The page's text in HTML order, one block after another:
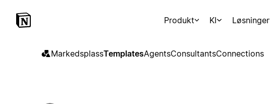
Produkt KI Løsninger
MarkedsplassTemplatesAgentsConsultantsConnections